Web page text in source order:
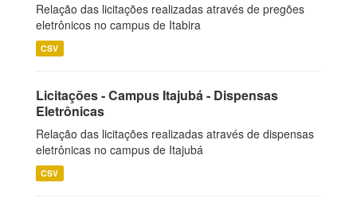
Relação das licitações realizadas através de pregões
eletrônicos no campus de Itabira
CSV
Licitações - Campus Itajubá - Dispensas
Eletrônicas
Relação das licitações realizadas através de dispensas
eletrônicas no campus de Itajubá
CSV